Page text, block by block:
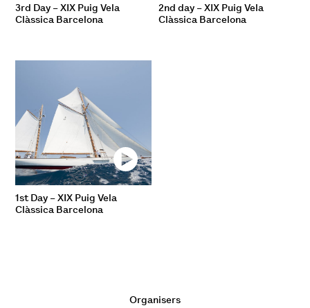
3rd Day – XIX Puig Vela
Clàssica Barcelona
2nd day – XIX Puig Vela
Clàssica Barcelona
1st Day – XIX Puig Vela
Clàssica Barcelona
Organisers